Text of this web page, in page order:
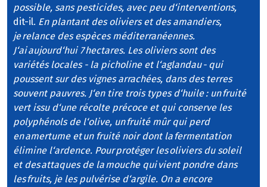
possible, sans pesticides, avec peu d‘interventions,
dit-il. En plantant des oliviers et des amandiers,
je relance des espèces méditerranéennes.
J‘ai aujourd‘hui 7 hectares. Les oliviers sont des
variétés locales - la picholine et l‘aglandau - qui
poussent sur des vignes arrachées, dans des terres
souvent pauvres. J‘en tire trois types d‘huile : un fruité
vert issu d‘une récolte précoce et qui conserve les
polyphénols de l‘olive, un fruité mûr qui perd
en amertume et un fruité noir dont la fermentation
élimine l‘ardence. Pour protéger les oliviers du soleil
et des attaques de la mouche qui vient pondre dans
les fruits, je les pulvérise d‘argile. On a encore